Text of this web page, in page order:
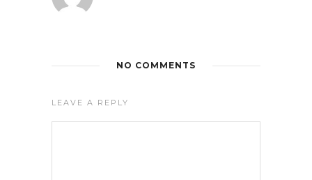
NO COMMENTS
LEAVE A REPLY